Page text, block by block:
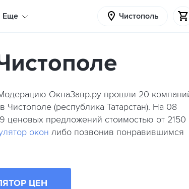
Еще Чистополь
ОкнаЗавр.ру прошли 20
(республика Татарстан). На 08
ценовых предложений стоимостью от 2150
окон либо позвонив понравившимся
ЦЕН